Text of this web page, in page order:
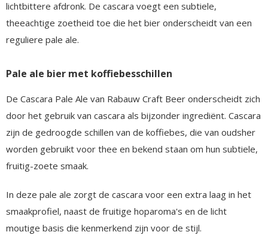
lichtbittere afdronk. De cascara voegt een subtiele,
theeachtige zoetheid toe die het bier onderscheidt van een
reguliere pale ale.
Pale ale bier met koffiebesschillen
De Cascara Pale Ale van Rabauw Craft Beer onderscheidt zich
door het gebruik van cascara als bijzonder ingrediënt. Cascara
zijn de gedroogde schillen van de koffiebes, die van oudsher
worden gebruikt voor thee en bekend staan om hun subtiele,
fruitig-zoete smaak.
In deze pale ale zorgt de cascara voor een extra laag in het
smaakprofiel, naast de fruitige hoparoma's en de licht
moutige basis die kenmerkend zijn voor de stijl.